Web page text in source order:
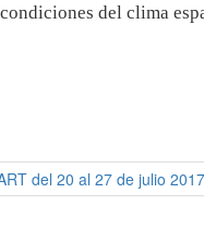
del clima
del 20 al 27 de julio 2017